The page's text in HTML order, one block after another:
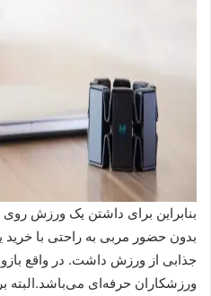
بنابراین برای داشتن یک ورزش
بدون حضور مربی به راحتی با خرید
جذابی از ورزش داشت. در واقع
ورزشکاران حرفه‌ای می‌باشد.البته